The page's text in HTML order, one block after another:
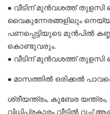
● വീടിന് മുൻവശത്ത് തുളസി
വൈകുന്നേരങ്ങളിലും നെയ്യ്
പണപ്പെട്ടിയുടെ മുൻപിൽ
കൊണ്ടുവരും.
● വീടിന് മുൻവശത്ത് തുളസി
● മാസത്തിൽ ഒരിക്കൽ
ശ്രീയന്ത്രം, കുബേര യന്ത്രം,
വിധിപ്രകാരം വീട്ടിൽ വച്ച്